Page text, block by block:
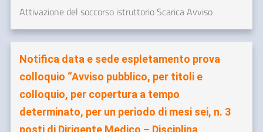
Attivazione del soccorso istruttorio Scarica Avviso
Notifica data e sede espletamento prova
colloquio “Avviso pubblico, per titoli e
colloquio, per copertura a tempo
determinato, per un periodo di mesi sei, n. 3
posti di Dirigente Medico – Disciplina